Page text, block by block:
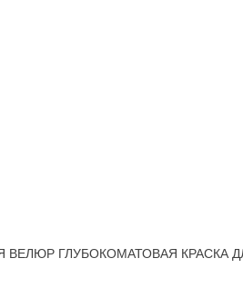
ВЕЛЮР ГЛУБОКОМАТОВАЯ КРАСКА